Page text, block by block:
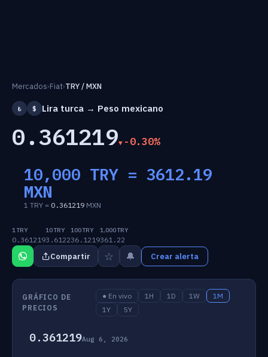
Mercados›Fiat›TRY / MXN
₺ $ Lira turca → Peso mexicano
0.361219 -0.30%
10,000 TRY = 3612.19
MXN
1 TRY = 0.361219 MXN
1 TRY
0.361219
10 TRY
3.6122
100 TRY
36.1219
1,000 TRY
361.22
Compartir ☆ 🔔 Crear alerta
GRÁFICO DE
PRECIOS
● En vivo 1H 1D 1W
1M
1Y
5Y
0.361219Aug 6, 2026